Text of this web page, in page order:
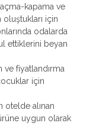
kapama ve
oluştukları için
odalarda
ettiklerini beyan
ve fiyatlandırma
için
otelde alınan
uygun olarak